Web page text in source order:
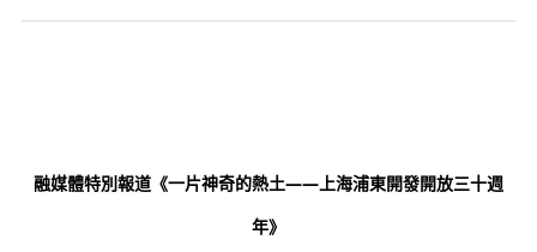
融媒體特別報道《一片神奇的熱土——上海浦東開發開放三十週
年》